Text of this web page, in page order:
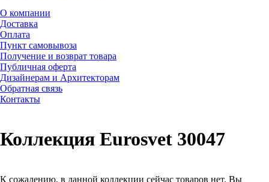
О компании
Доставка
Оплата
Пункт самовывоза
Получение и возврат товара
Публичная оферта
Дизайнерам и Архитекторам
Обратная связь
Контакты
Коллекция Eurosvet 30047
К сожалению, в данной коллекции сейчас товаров нет. Вы